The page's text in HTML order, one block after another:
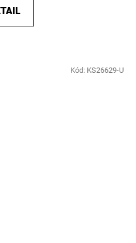
Kód: KS26629-U